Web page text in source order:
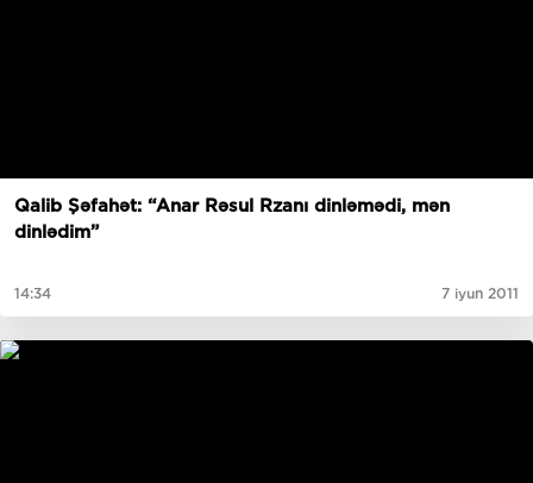
Qalib Şəfahət: “Anar Rəsul Rzanı dinləmədi, mən
dinlədim”
14:34 7 iyun 2011